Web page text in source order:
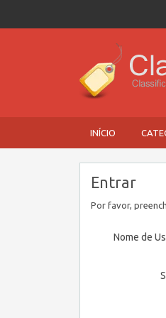
INÍCIO
Entrar
Por favor,
Nome de